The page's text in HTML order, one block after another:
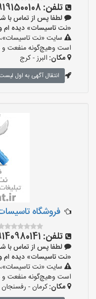
تلفن:
لطفا پس از تماس با
«نت تاسیسات» دیده ام و کد «شرکت-
سایت «نت
است وهیچ‌گونه منفعت و
مکان: البرز - کرج
انتقال آگهی به اول
‌فروشگاه
تلفن:
لطفا پس از تماس با
«نت تاسیسات» دیده ام و کد «شرکت-
سایت «نت
است وهیچ‌گونه منفعت و
مکان:کرمان - رفسنجان